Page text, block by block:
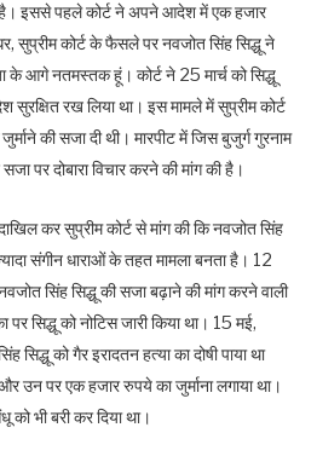
है। इससे पहले कोर्ट ने अपने आदेश में एक हजार
सुप्रीम कोर्ट के फैसले पर नवजोत सिंह सिद्धू ने
के आगे नतमस्तक हूं। कोर्ट ने 25 मार्च को सिद्धू
रख लिया था। इस मामले में सुप्रीम कोर्ट
की सजा दी थी। मारपीट में जिस बुजुर्ग गुरनाम
पर दोबारा विचार करने की मांग की है।
कर सुप्रीम कोर्ट से मांग की कि नवजोत सिंह
संगीन धाराओं के तहत मामला बनता है। 12
सिंह सिद्धू की सजा बढ़ाने की मांग करने वाली
सिद्धू को नोटिस जारी किया था। 15 मई,
को गैर इरादतन हत्या का दोषी पाया था
उन पर एक हजार रुपये का जुर्माना लगाया था।
भी बरी कर दिया था।